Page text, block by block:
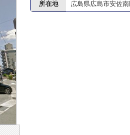
所在地
広島県広島市安佐